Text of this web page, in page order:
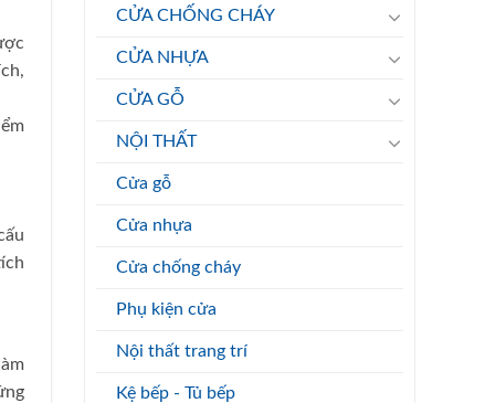
CỬA CHỐNG CHÁY
CỬA NHỰA
CỬA GỖ
NỘI THẤT
Cửa gỗ
Cửa nhựa
Cửa chống cháy
Phụ kiện cửa
Nội thất trang trí
Kệ bếp - Tủ bếp